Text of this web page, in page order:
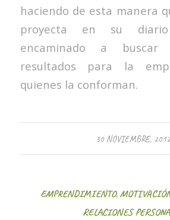
haciendo de esta manera
proyecta en su
encaminado a buscar
resultados para la
quienes la conforman.
30 NOVIEMBRE, 2012
EMPRENDIMIENTO,
RELACIONES